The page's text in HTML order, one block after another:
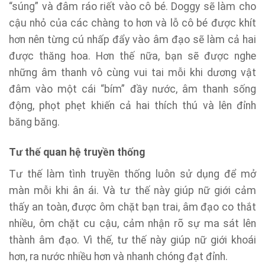
“súng” và đâm ráo riết vào cô bé. Doggy sẽ làm cho
cậu nhỏ của các chàng to hơn và lỗ cô bé được khít
hơn nên từng cú nhấp đẩy vào âm đạo sẽ làm cả hai
được thăng hoa. Hơn thế nữa, bạn sẽ được nghe
những âm thanh vô cùng vui tai mỗi khi dương vật
đâm vào một cái “bím” đầy nước, âm thanh sống
động, phọt phẹt khiến cả hai thích thú và lên đỉnh
băng băng.
Tư thế quan hệ truyền thống
Tư thế làm tình truyền thống luôn sử dụng để mở
màn mỗi khi ân ái. Và tư thế này giúp nữ giới cảm
thấy an toàn, được ôm chặt bạn trai, âm đạo co thắt
nhiều, ôm chặt cu cậu, cảm nhận rõ sự ma sát lên
thành âm đạo. Vì thế, tư thế này giúp nữ giới khoái
hơn, ra nước nhiều hơn và nhanh chóng đạt đỉnh.